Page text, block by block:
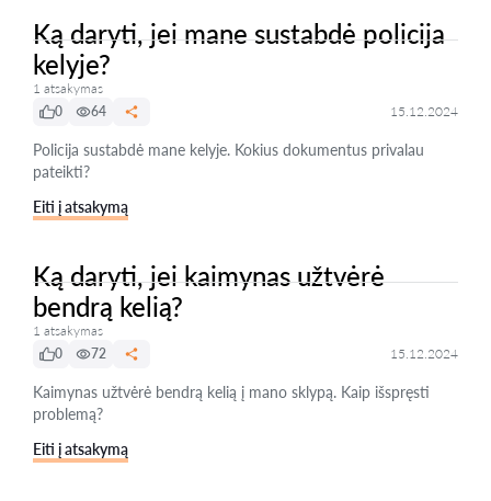
Ką daryti, jei mane sustabdė policija
kelyje?
1 atsakymas
0
64 15.12.2024
Policija sustabdė mane kelyje. Kokius dokumentus privalau
pateikti?
Eiti į atsakymą
Ką daryti, jei kaimynas užtvėrė
bendrą kelią?
1 atsakymas
0
72 15.12.2024
Kaimynas užtvėrė bendrą kelią į mano sklypą. Kaip išspręsti
problemą?
Eiti į atsakymą